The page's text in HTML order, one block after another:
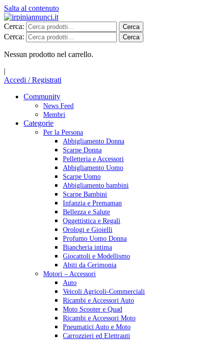
Salta al contenuto
Cerca: Cerca
Cerca: Cerca
Nessun prodotto nel carrello.
|
Accedi / Registrati
Community
News Feed
Membri
Categorie
Per la Persona
Abbigliamento Donna
Scarpe Donna
Pelletteria e Accessori
Abbigliamento Uomo
Scarpe Uomo
Abbigliamento bambini
Scarpe Bambini
Infanzia e Premaman
Bellezza e Salute
Oggettistica e Regali
Orologi e Gioielli
Profumo Uomo Donna
Biancheria intima
Giocattoli e Modellismo
Abiti da Cerimonia
Motori – Accessori
Auto
Veicoli Agricoli-Commerciali
Ricambi e Accessori Auto
Moto Scooter e Quad
Ricambi e Accessori Moto
Pneumatici Auto e Moto
Carrozzieri ed Elettrauti